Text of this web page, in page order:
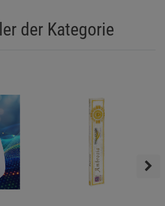
der Kategorie